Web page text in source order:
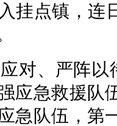
挂点镇，连
对、严阵以
应急救援队
急队伍，第